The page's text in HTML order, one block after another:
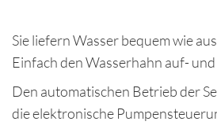
Sie liefern Wasser bequem wie
Einfach den Wasserhahn auf-
Den automatischen Betrieb der
die elektronische